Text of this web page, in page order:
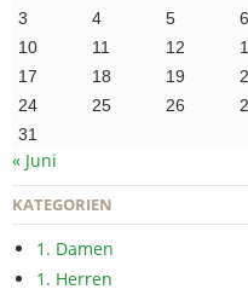
3
4 5 6
10
11 12
17
18 19
24
25 26
31
« Juni
KATEGORIEN
1. Damen
1. Herren